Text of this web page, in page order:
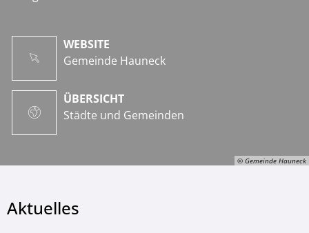
© Gemeinde Hauneck
WEBSITE
Gemeinde Hauneck
ÜBERSICHT
Städte und Gemeinden
Aktuelles